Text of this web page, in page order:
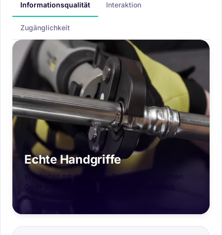
Informationsqualität Interaktion
Zugänglichkeit
Echte Handgriffe
Wir drehen mit erfahrenen Technikern am echten
Gerät und halten jeden Handgriff im Detail fest.
Authentisch und nachvollziehbar.